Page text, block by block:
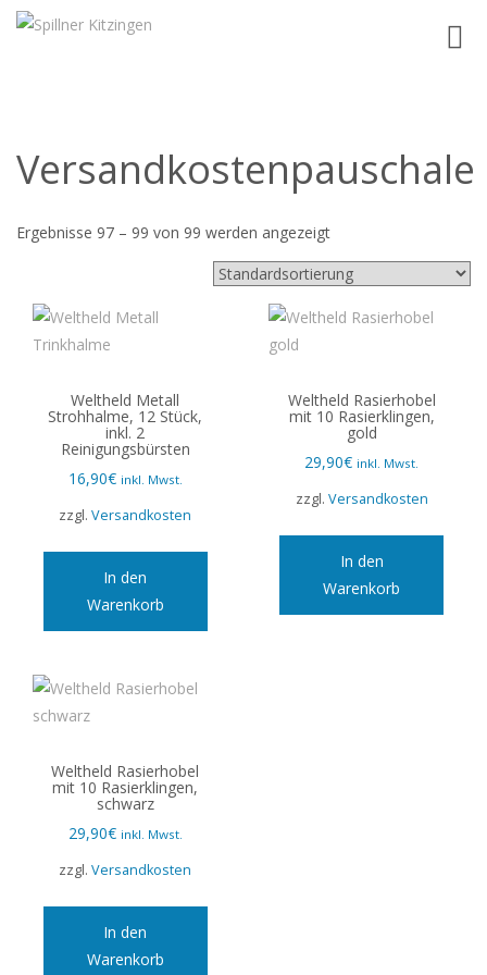
Versandkostenpauschale
Ergebnisse 97 – 99 von 99 werden angezeigt
Weltheld Metall
Strohhalme, 12 Stück,
inkl. 2
Reinigungsbürsten
16,90€ inkl. Mwst.
zzgl.Versandkosten
In den
Warenkorb
Weltheld Rasierhobel
mit 10 Rasierklingen,
gold
29,90€ inkl. Mwst.
zzgl. Versandkosten
In den
Warenkorb
Weltheld Rasierhobel
mit 10 Rasierklingen,
schwarz
29,90€ inkl. Mwst.
zzgl.Versandkosten
In den
Warenkorb